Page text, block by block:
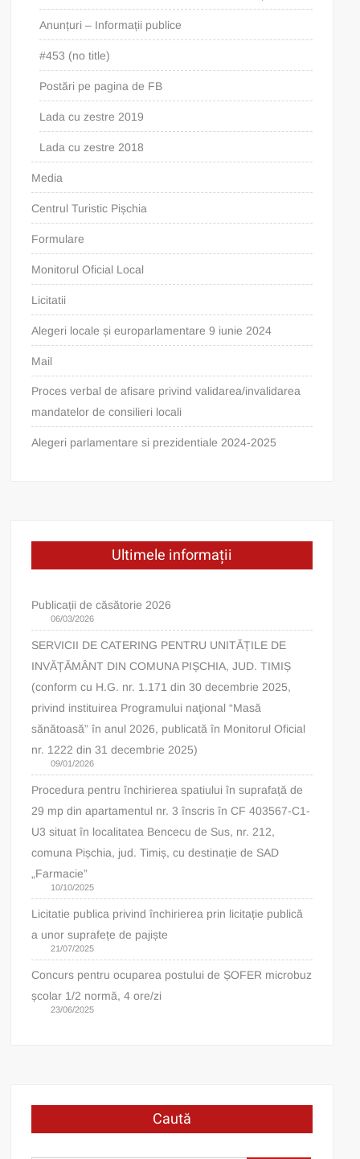
Anunțuri – Informații publice
#453 (no title)
Postări pe pagina de FB
Lada cu zestre 2019
Lada cu zestre 2018
Media
Centrul Turistic Pișchia
Formulare
Monitorul Oficial Local
Licitatii
Alegeri locale și europarlamentare 9 iunie 2024
Mail
Proces verbal de afisare privind validarea/invalidarea
mandatelor de consilieri locali
Alegeri parlamentare si prezidentiale 2024-2025
Ultimele informații
Publicații de căsătorie 2026
06/03/2026
SERVICII DE CATERING PENTRU UNITĂȚILE DE
INVĂȚĂMÂNT DIN COMUNA PIȘCHIA, JUD. TIMIȘ
(conform cu H.G. nr. 1.171 din 30 decembrie 2025,
privind instituirea Programului naţional “Masă
sănătoasă” în anul 2026, publicată în Monitorul Oficial
nr. 1222 din 31 decembrie 2025)
09/01/2026
Procedura pentru închirierea spatiului în suprafață de
29 mp din apartamentul nr. 3 înscris în CF 403567-C1-
U3 situat în localitatea Bencecu de Sus, nr. 212,
comuna Pișchia, jud. Timiș, cu destinație de SAD
„Farmacie”
10/10/2025
Licitatie publica privind închirierea prin licitație publică
a unor suprafețe de pajiște
21/07/2025
Concurs pentru ocuparea postului de ȘOFER microbuz
școlar 1/2 normă, 4 ore/zi
23/06/2025
Caută